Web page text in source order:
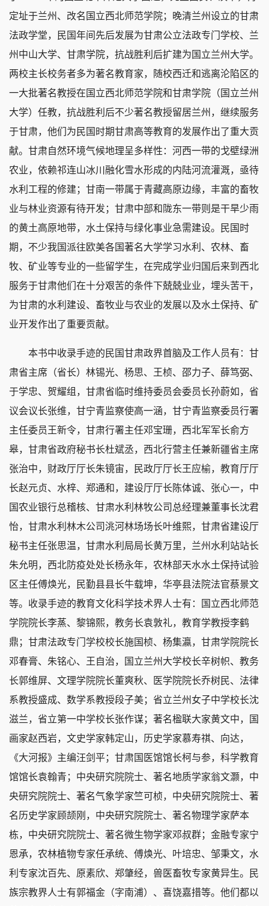
定址于兰州、改名国立西北师范学院；晚清兰州设立的甘肃
法政学堂，民国年间先后发展为甘肃公立法政专门学校、兰
州中山大学、甘肃学院，抗战胜利后扩建为国立兰州大学。
两校主长校务者多为著名教育家，随校西迁和逃离沦陷区的
一大批著名教授在国立西北师范学院和甘肃学院（国立兰州
大学）任教，抗战胜利后不少著名教授留居兰州，继续服务
于甘肃，他们为民国时期甘肃高等教育的发展作出了重大贡
献。甘肃自然环境气候地理呈多样性：河西一带的戈壁绿洲
农业，依赖祁连山冰川融化雪水形成的内陆河流灌溉，亟待
水利工程的修建；甘南一带属于青藏高原边缘，丰富的畜牧
业与林业资源有待开发；甘肃中部和陇东一带则是干旱少雨
的黄土高原地带，水土保持与绿化事业急需建设。民国时
期，不少我国派往欧美各国著名大学学习水利、农林、畜
牧、矿业等专业的一些留学生，在完成学业归国后来到西北
服务于甘肃他们在十分艰苦的条件下兢兢业业，埋头苦干，
为甘肃的水利建设、畜牧业与农业的发展以及水土保持、矿
业开发作出了重要贡献。
本书中收录手迹的民国甘肃政界首脑及工作人员有：甘
肃省主席（省长）林锡光、杨思、王桢、邵力子、薛笃弼、
于学忠、贺耀组，甘肃省临时维持委员会委员长孙蔚如，省
议会议长张维，甘宁青监察使高一涵，甘宁青监察委员行署
主任委员王新令，甘肃行署主任邓宝珊，西北军军长俞方
皋，甘肃省政府秘书长杜斌丞，西北行营主任兼新疆省主席
张治中，财政厅厅长朱镜宙，民政厅厅长王应榆，教育厅厅
长赵元贞、水梓、郑通和，建设厅厅长陈体诚、张心一，中
国农业银行总稽核、甘肃水利林牧公司总经理兼董事长沈君
怡，甘肃水利林木公司洮河林场场长叶维熙，甘肃省建设厅
秘书主任张思温，甘肃水利局局长黄万里，兰州水利站站长
朱允明，西北防疫处处长杨永年，农林部天水水土保持试验
区主任傅焕光，民勤县县长牛载坤，华亭县法院法官蔡景文
等。收录手迹的教育文化科学技术界人士有：国立西北师范
学院院长李蒸、黎锦熙，教务长袁敦礼，教育学教授李鹤
鼎；甘肃法政专门学校校长施国桢、杨集瀛，甘肃学院院长
邓春膏、朱铭心、王自治，国立兰州大学校长辛树帜、教务
长郭维屏、文理学院院长董爽秋、医学院院长乔树民、法律
系教授盛成、数学系教授段子美；省立兰州女子中学校长沈
滋兰，省立第一中学校长张作谋；著名楹联大家黄文中，国
画家赵西岩，文史学家韩定山，历史学家慕寿祺、向达，
《大河报》主编汪剑平；甘肃国医馆馆长柯与参，科学教育
馆馆长袁翰青；中央研究院院士、著名地质学家翁文灏，中
央研究院院士、著名气象学家竺可桢，中央研究院院士、著
名历史学家顾颉刚，中央研究院院士、著名物理学家萨本
栋，中央研究院院士、著名微生物学家邓叔群；金融专家宁
恩承，农林植物专家任承统、傅焕光、叶培忠、邹秉文，水
利专家沈百先、原素欣、郑肇经，兽医畜牧专家黄异生。民
族宗教界人士有郭福金（字南浦）、喜饶嘉措等。他们都以